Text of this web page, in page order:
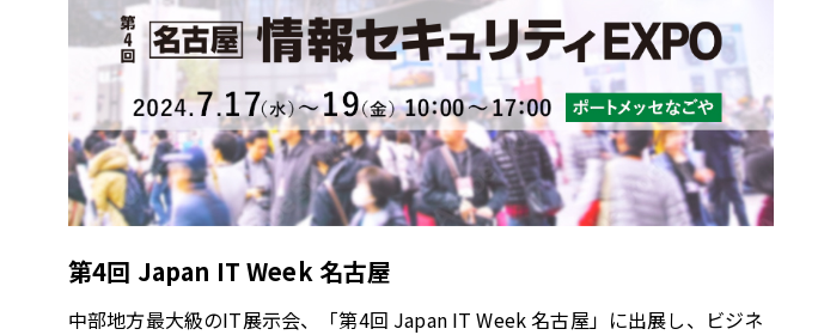
第4回 Japan IT Week 名古屋
中部地方最大級のIT展示会、「第4回 Japan IT Week 名古屋」に出展し、ビジネ